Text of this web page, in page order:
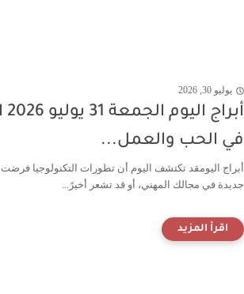
يوليو 30, 2026
في الحب والعمل...
أبراج اليومقد تكتشف اليوم أن تطورات التكنولوجيا
جديدة في مجالك المهني، أو قد تشعر أخيرً...